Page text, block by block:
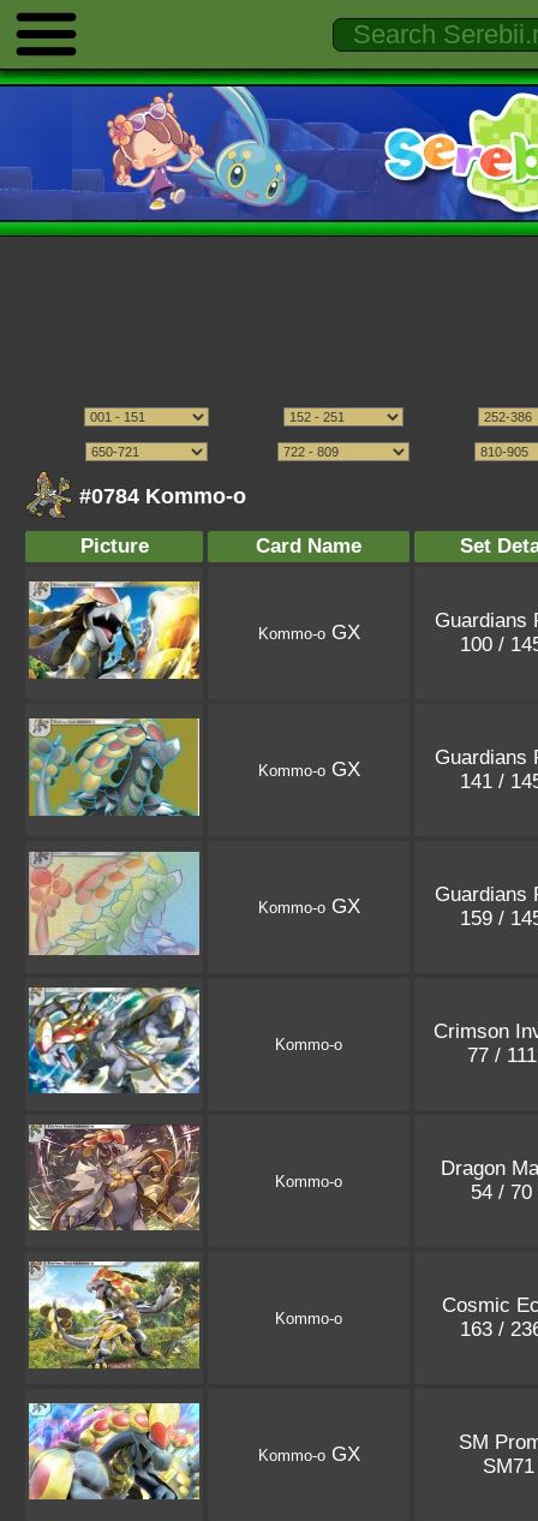
#0784 Kommo-o
Picture Card Name Set
Kommo-oGX
Guardians
100 /
Kommo-oGX
Guardians
141 /
Kommo-oGX
Guardians
159 /
Kommo-o
Crimson
77 /
Kommo-o
Dragon
54 / 70
Kommo-o
Cosmic
163 /
Kommo-oGX
SM